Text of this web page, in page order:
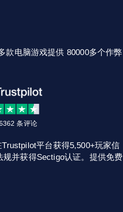
款电脑游戏提供 80000多个作弊
条评论
平台获得5,500+玩家信
并获得Sectigo认证。提供免费